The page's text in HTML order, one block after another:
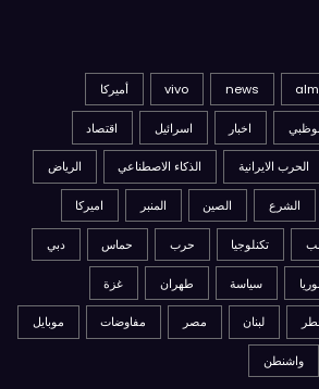
news
vivo أميركا
اخبار اسرائيل اقتصاد
الحرب الايرانية الذكاء الاصطناعي الرياض
الشرع الصين المنبر اميركا
تكنلوجيا حرب حماس دبي
سياسة طهران غزة
لبنان مصر مفاوضات موبايل
واشنطن